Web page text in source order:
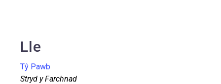
Lle
Tŷ Pawb
Stryd y Farchnad